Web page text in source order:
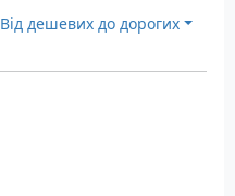
Від дешевих до дорогих